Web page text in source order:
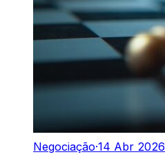
Negociação·14 Abr 2026